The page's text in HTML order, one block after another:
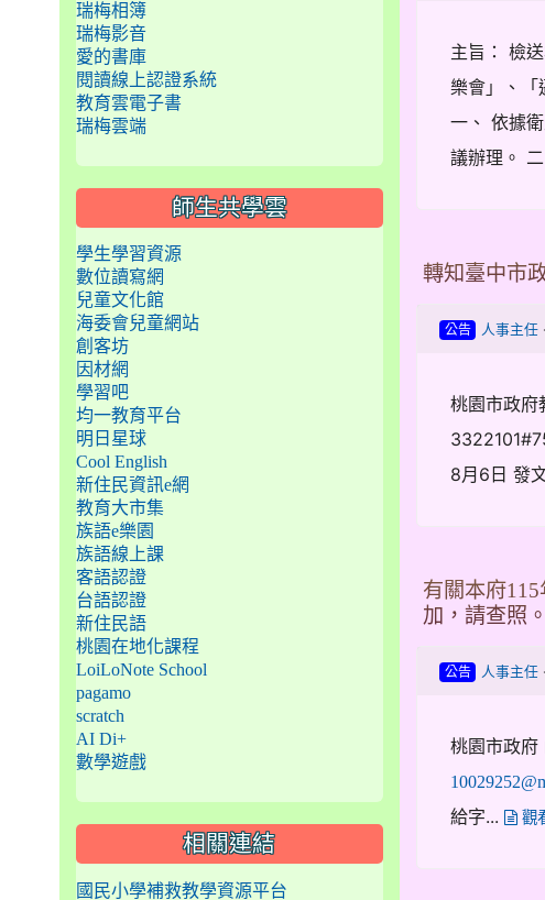
主旨： 檢
樂會」、「
一、 依據
議辦理。
轉知臺中市
公告 人事主任
桃園市政
8月6日 發
有關本府
加，請查照。
公告 人事主任
桃園市政
給字...
觀
瑞梅相簿
瑞梅影音
愛的書庫
閱讀線上認證系統
教育雲電子書
瑞梅雲端
師生共學雲
學生學習資源
數位讀寫網
兒童文化館
海委會兒童網站
創客坊
因材網
學習吧
均一教育平台
明日星球
Cool English
新住民資訊e網
教育大市集
族語e樂園
族語線上課
客語認證
台語認證
新住民語
桃園在地化課程
LoiLoNote School
pagamo
scratch
AI Di+
數學遊戲
相關連結
國民小學補救教學資源平台